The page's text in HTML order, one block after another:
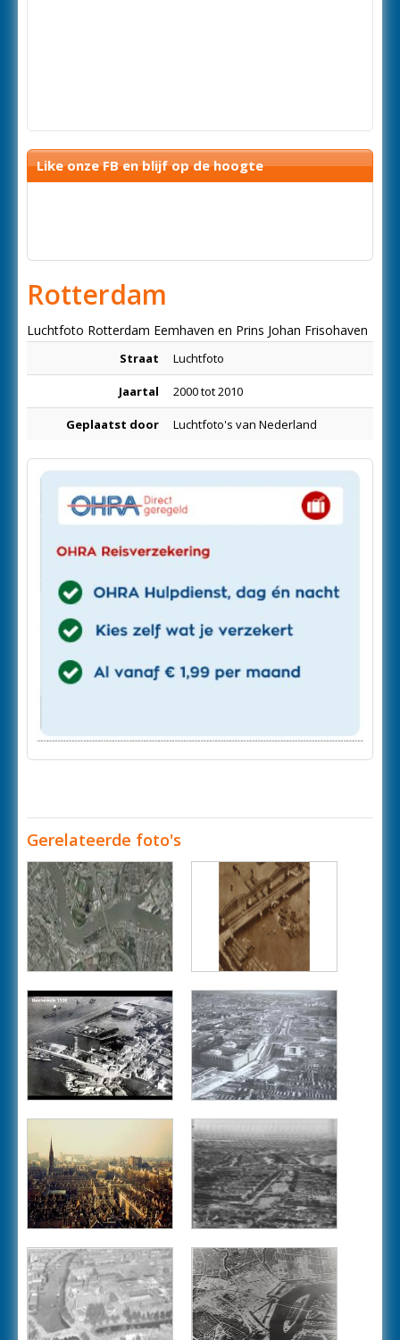
Like onze FB en blijf op de hoogte
Rotterdam
Luchtfoto Rotterdam Eemhaven en Prins Johan Frisohaven
Straat Luchtfoto
Jaartal 2000 tot 2010
Geplaatst door Luchtfoto's van Nederland
Gerelateerde foto's